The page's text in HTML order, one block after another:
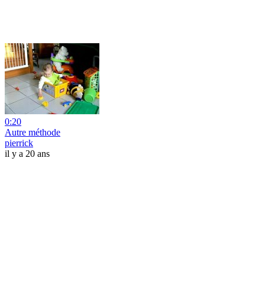
0:20
Autre méthode
pierrick
il y a 20 ans